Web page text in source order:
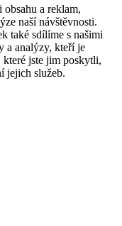
a reklam,
naší návštěvnosti.
také sdílíme s našimi
a analýzy, kteří je
jste jim poskytli,
jejich služeb.